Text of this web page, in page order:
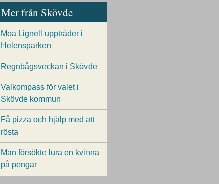
Mer från Skövde
Moa Lignell uppträder i
Helensparken
Regnbågsveckan i Skövde
Valkompass för valet i
Skövde kommun
Få pizza och hjälp med att
rösta
Man försökte lura en kvinna
på pengar